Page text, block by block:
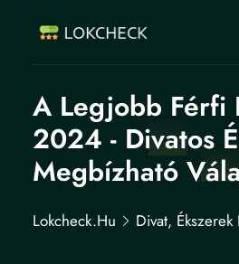
A Legjobb Férfi
2024 - Divatos
Megbízható
Lokcheck.hu Divat,